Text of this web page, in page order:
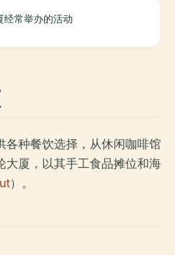
经常举办的活动
各种餐饮选择，从休闲咖啡馆
大厦，以其手工食品摊位和海
）。